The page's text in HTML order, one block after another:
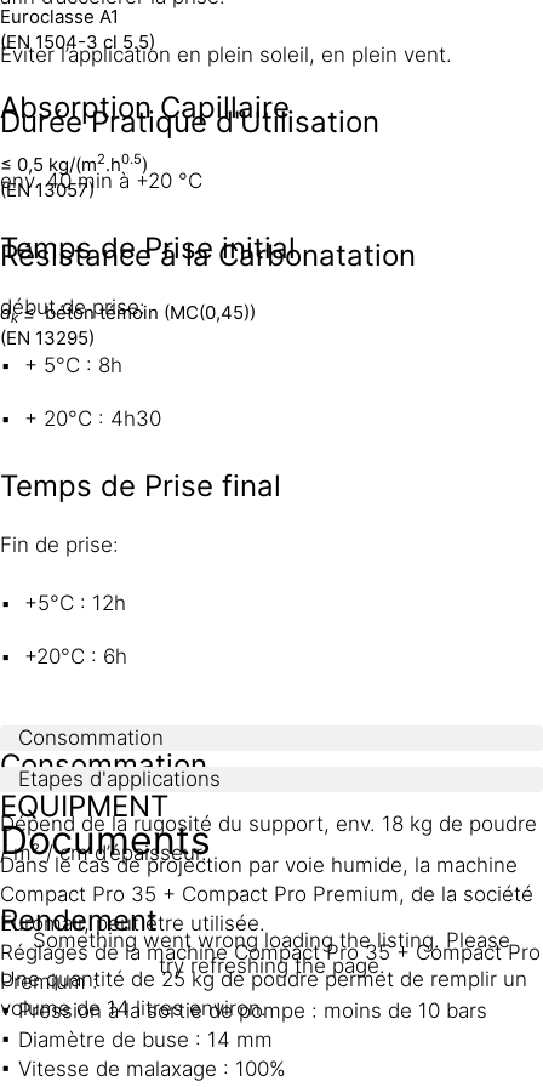
Euroclasse A1
(EN 1504-3 cl 5.5)
Absorption Capillaire
≤ 0,5 kg/(m2.h0.5)
(EN 13057)
Résistance à la Carbonatation
dk≤ béton témoin (MC(0,45))
(EN 13295)
Eviter l’application en plein soleil, en plein vent.
Durée Pratique d'Utilisation
env. 40 min à +20 °C
Temps de Prise initial
début de prise:
+ 5°C : 8h
+ 20°C : 4h30
Temps de Prise final
Fin de prise:
+5°C : 12h
+20°C : 6h
Consommation
Consommation
Dépend de la rugosité du support, env. 18 kg de poudre
/ m² / cm d’épaisseur.
Rendement
Une quantité de 25 kg de poudre permet de remplir un
volume de 14 litres environ.
Etapes d'applications
EQUIPMENT
Dans le cas de projection par voie humide, la machine
Compact Pro 35 + Compact Pro Premium, de la société
Euromair, peut être utilisée.
Réglages de la machine Compact Pro 35 + Compact Pro
Premium :
▪ Pression à la sortie de pompe : moins de 10 bars
▪ Diamètre de buse : 14 mm
▪ Vitesse de malaxage : 100%
Documents
Something went wrong loading the listing. Please
try refreshing the page.